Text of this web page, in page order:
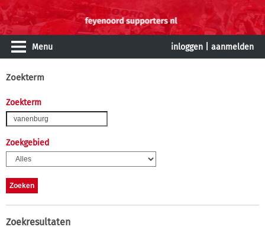
Menu inloggen aanmelden
Zoekterm
Zoekterm
Zoekgebied
Zoekresultaten